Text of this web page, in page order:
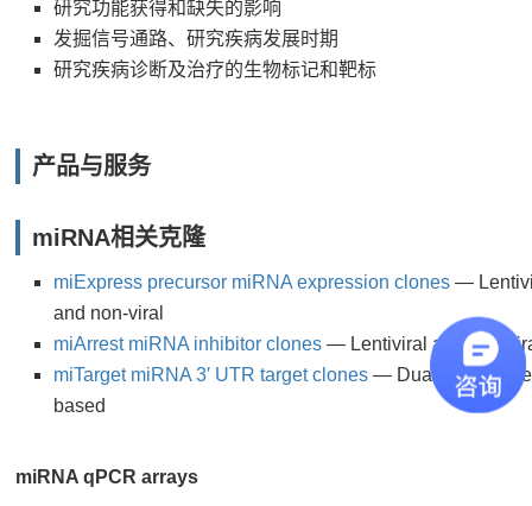
研究功能获得和缺失的影响
发掘信号通路、研究疾病发展时期
研究疾病诊断及治疗的生物标记和靶标
产品与服务
miRNA相关克隆
miExpress precursor miRNA expression clones —
and non-viral
miArrest miRNA inhibitor clones — Lentiviral and non-
miTarget miRNA 3′ UTR target clones — Dual reporter
based
miRNA qPCR arrays